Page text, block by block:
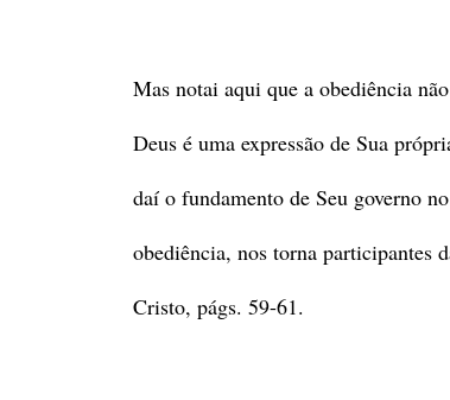
Mas notai aqui que a obediência
Deus é uma expressão de Sua
daí o fundamento de Seu governo
obediência, nos torna participantes
Cristo, págs. 59-61.